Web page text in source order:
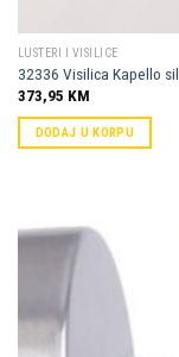
LUSTERI I VISILICE
32336 Visilica Kapello
373,95 KM
DODAJ U KORPU